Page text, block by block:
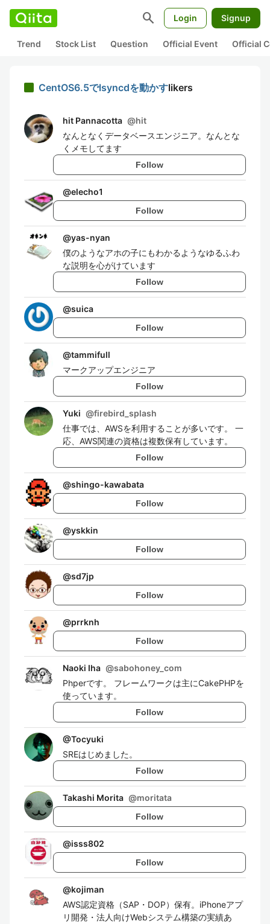
search Login Signup
Trend Stock List Question Official Event Official
CentOS6.5でlsyncdを動かすlikers
hit Pannacotta @hit
なんとなくデータベースエンジニア。なんとな
くメモしてます
Follow
@elecho1
Follow
@yas-nyan
僕のようなアホの子にもわかるようなゆるふわ
な説明を心がけています
Follow
@suica
Follow
@tammifull
マークアップエンジニア
Follow
Yuki @firebird_splash
仕事では、AWSを利用することが多いです。 一
応、AWS関連の資格は複数保有しています。
Follow
@shingo-kawabata
Follow
@yskkin
Follow
@sd7jp
Follow
@prrknh
Follow
Naoki Iha @sabohoney_com
Phperです。 フレームワークは主にCakePHPを
使っています。
Follow
@Tocyuki
SREはじめました。
Follow
Takashi Morita @moritata
Follow
@isss802
Follow
@kojiman
AWS認定資格（SAP・DOP）保有。iPhoneアプ
リ開発・法人向けWebシステム構築の実績あ